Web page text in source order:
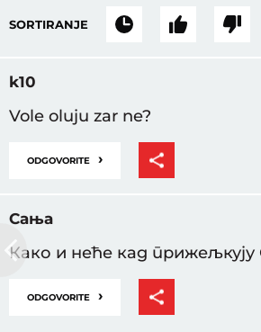
SORTIRANJE
k10
Vole oluju zar ne?
ODGOVORITE ›
Сања
Како и неће кад прижељкују
ODGOVORITE ›